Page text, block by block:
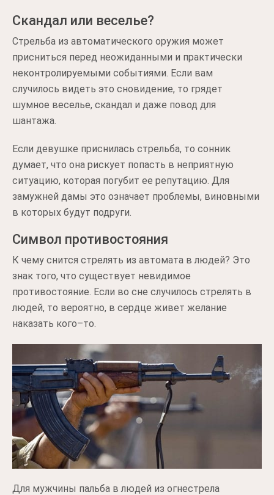
Скандал или веселье?
Стрельба из автоматического оружия может
присниться перед неожиданными и практически
неконтролируемыми событиями. Если вам
случилось видеть это сновидение, то грядет
шумное веселье, скандал и даже повод для
шантажа.
Если девушке приснилась стрельба, то сонник
думает, что она рискует попасть в неприятную
ситуацию, которая погубит ее репутацию. Для
замужней дамы это означает проблемы, виновными
в которых будут подруги.
Символ противостояния
К чему снится стрелять из автомата в людей? Это
знак того, что существует невидимое
противостояние. Если во сне случилось стрелять в
людей, то вероятно, в сердце живет желание
наказать кого–то.
Для мужчины пальба в людей из огнестрела